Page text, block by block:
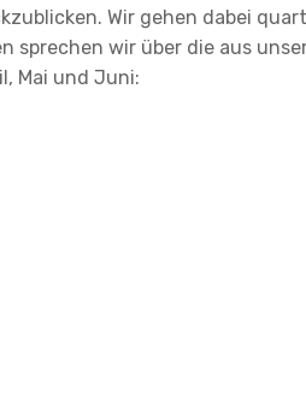
Wir gehen dabei
sprechen wir über die aus
Mai und Juni: